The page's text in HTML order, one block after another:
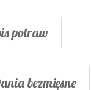
potraw
bezmięsne